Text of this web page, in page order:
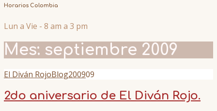
Horarios Colombia
Lun a Vie - 8 am a 3 pm
Mes: septiembre 2009
El Diván RojoBlog200909
2do aniversario de El Diván Rojo.